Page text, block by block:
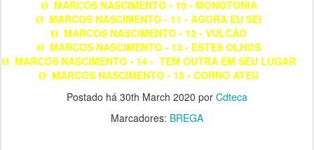
Ø MARCOS NASCIMENTO - 10 - MONOTONIA
Ø MARCOS NASCIMENTO - 11 - AGORA EU SEI
Ø MARCOS NASCIMENTO - 12 - VULCÃO
Ø MARCOS NASCIMENTO - 13 - ESTES OLHOS
Ø MARCOS NASCIMENTO - 14 - TEM OUTRA EM SEU LUGAR
Ø MARCOS NASCIMENTO - 15 - CORNO ATEU
Postado há 30th March 2020 por Cdteca
Marcadores: BREGA